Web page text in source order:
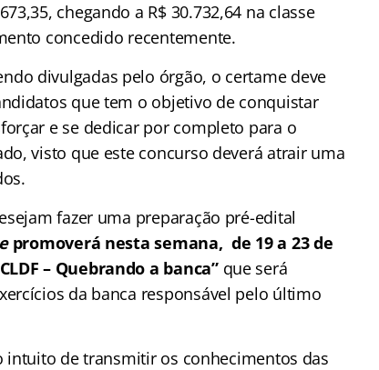
chegando a R$ 30.732,64 na classe
concedido recentemente.
divulgadas pelo órgão, o certame deve
que tem o objetivo de conquistar
e se dedicar por completo para o
visto que este concurso deverá atrair uma
fazer uma preparação pré-edital
promoverá nesta semana, de 19 a 23 de
– Quebrando a banca” que será
da banca responsável pelo último
de transmitir os conhecimentos das